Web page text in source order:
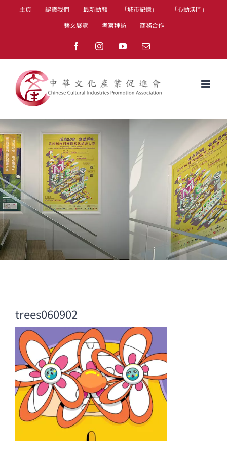
主頁 認識我們 最新動態 「城市記憶」
「心動澳門」
藝文展覽
考察拜訪 商務合作
FacebookInstagramYouTubeEmail
trees060902